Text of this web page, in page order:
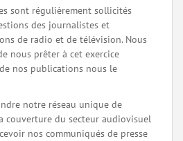
sont régulièrement sollicités
des journalistes et
de radio et de télévision. Nous
nous prêter à cet exercice
nos publications nous le
notre réseau unique de
couverture du secteur audiovisuel
nos communiqués de presse